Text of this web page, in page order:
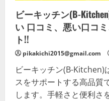
ビーキッチン(B-
い 口コミ、悪い口コ
ト!!
pikakichi2015@gmail.com
ビーキッチン(B-Kitchen)
スをサポートする高品質
します。手軽さと便利さ